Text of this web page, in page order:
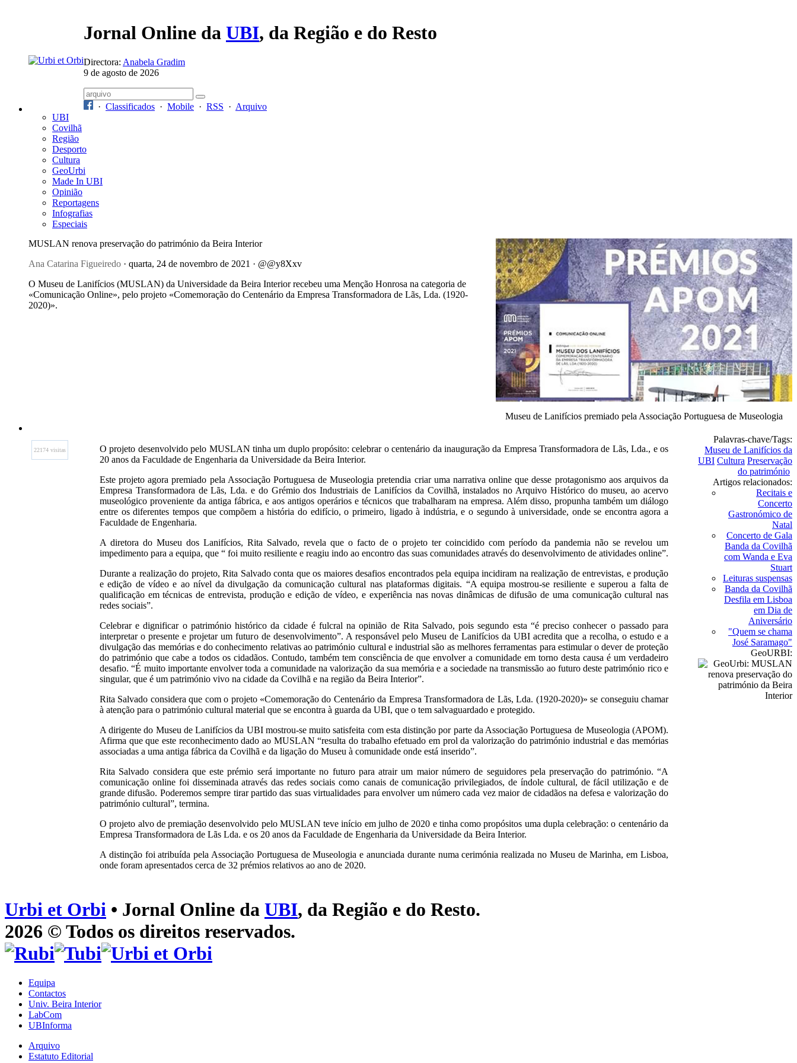
Jornal Online da UBI, da Região e do Resto
Directora: Anabela Gradim
9 de agosto de 2026
· Classificados · Mobile · RSS · Arquivo
UBI
Covilhã
Região
Desporto
Cultura
GeoUrbi
Made In UBI
Opinião
Reportagens
Infografias
Especiais
MUSLAN renova preservação do património da Beira Interior
Ana Catarina Figueiredo · quarta, 24 de novembro de 2021 · @@y8Xxv
O Museu de Lanifícios (MUSLAN) da Universidade da Beira Interior recebeu uma Menção Honrosa na categoria de
«Comunicação Online», pelo projeto «Comemoração do Centenário da Empresa Transformadora de Lãs, Lda. (1920-
2020)».
Museu de Lanifícios premiado pela Associação Portuguesa de Museologia
22174 visitas
O projeto desenvolvido pelo MUSLAN tinha um duplo propósito: celebrar o centenário da inauguração da Empresa Transformadora de Lãs, Lda., e os
20 anos da Faculdade de Engenharia da Universidade da Beira Interior.
Este projeto agora premiado pela Associação Portuguesa de Museologia pretendia criar uma narrativa online que desse protagonismo aos arquivos da
Empresa Transformadora de Lãs, Lda. e do Grémio dos Industriais de Lanifícios da Covilhã, instalados no Arquivo Histórico do museu, ao acervo
museológico proveniente da antiga fábrica, e aos antigos operários e técnicos que trabalharam na empresa. Além disso, propunha também um diálogo
entre os diferentes tempos que compõem a história do edifício, o primeiro, ligado à indústria, e o segundo à universidade, onde se encontra agora a
Faculdade de Engenharia.
A diretora do Museu dos Lanifícios, Rita Salvado, revela que o facto de o projeto ter coincidido com período da pandemia não se revelou um
impedimento para a equipa, que “ foi muito resiliente e reagiu indo ao encontro das suas comunidades através do desenvolvimento de atividades online”.
Durante a realização do projeto, Rita Salvado conta que os maiores desafios encontrados pela equipa incidiram na realização de entrevistas, e produção
e edição de vídeo e ao nível da divulgação da comunicação cultural nas plataformas digitais. “A equipa mostrou-se resiliente e superou a falta de
qualificação em técnicas de entrevista, produção e edição de vídeo, e experiência nas novas dinâmicas de difusão de uma comunicação cultural nas
redes sociais”.
Celebrar e dignificar o património histórico da cidade é fulcral na opinião de Rita Salvado, pois segundo esta “é preciso conhecer o passado para
interpretar o presente e projetar um futuro de desenvolvimento”. A responsável pelo Museu de Lanifícios da UBI acredita que a recolha, o estudo e a
divulgação das memórias e do conhecimento relativas ao património cultural e industrial são as melhores ferramentas para estimular o dever de proteção
do património que cabe a todos os cidadãos. Contudo, também tem consciência de que envolver a comunidade em torno desta causa é um verdadeiro
desafio. “É muito importante envolver toda a comunidade na valorização da sua memória e a sociedade na transmissão ao futuro deste património rico e
singular, que é um património vivo na cidade da Covilhã e na região da Beira Interior”.
Rita Salvado considera que com o projeto «Comemoração do Centenário da Empresa Transformadora de Lãs, Lda. (1920-2020)» se conseguiu chamar
à atenção para o património cultural material que se encontra à guarda da UBI, que o tem salvaguardado e protegido.
A dirigente do Museu de Lanifícios da UBI mostrou-se muito satisfeita com esta distinção por parte da Associação Portuguesa de Museologia (APOM).
Afirma que que este reconhecimento dado ao MUSLAN “resulta do trabalho efetuado em prol da valorização do património industrial e das memórias
associadas a uma antiga fábrica da Covilhã e da ligação do Museu à comunidade onde está inserido”.
Rita Salvado considera que este prémio será importante no futuro para atrair um maior número de seguidores pela preservação do património. “A
comunicação online foi disseminada através das redes sociais como canais de comunicação privilegiados, de índole cultural, de fácil utilização e de
grande difusão. Poderemos sempre tirar partido das suas virtualidades para envolver um número cada vez maior de cidadãos na defesa e valorização do
património cultural”, termina.
O projeto alvo de premiação desenvolvido pelo MUSLAN teve início em julho de 2020 e tinha como propósitos uma dupla celebração: o centenário da
Empresa Transformadora de Lãs Lda. e os 20 anos da Faculdade de Engenharia da Universidade da Beira Interior.
A distinção foi atribuída pela Associação Portuguesa de Museologia e anunciada durante numa cerimónia realizada no Museu de Marinha, em Lisboa,
onde foram apresentados cerca de 32 prémios relativos ao ano de 2020.
Palavras-chave/Tags:
Museu de Lanifícios da
UBI Cultura Preservação
do património
Artigos relacionados:
Recitais e
Concerto
Gastronómico de
Natal
Concerto de Gala
Banda da Covilhã
com Wanda e Eva
Stuart
Leituras suspensas
Banda da Covilhã
Desfila em Lisboa
em Dia de
Aniversário
"Quem se chama
José Saramago"
GeoURBI:
Urbi et Orbi • Jornal Online da UBI, da Região e do Resto.
2026 © Todos os direitos reservados.
Equipa
Contactos
Univ. Beira Interior
LabCom
UBInforma
Arquivo
Estatuto Editorial